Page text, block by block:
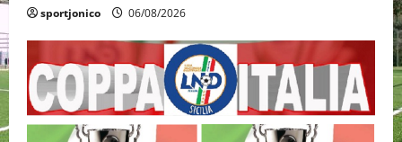
sportjonico 06/08/2026